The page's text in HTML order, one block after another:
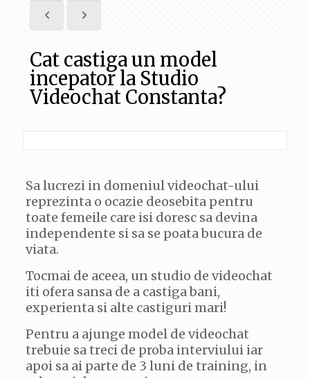
Cat castiga un model
incepator la Studio
Videochat Constanta?
Sa lucrezi in domeniul videochat-ului
reprezinta o ocazie deosebita pentru
toate femeile care isi doresc sa devina
independente si sa se poata bucura de
viata.
Tocmai de aceea, un studio de videochat
iti ofera sansa de a castiga bani,
experienta si alte castiguri mari!
Pentru a ajunge model de videochat
trebuie sa treci de proba interviului iar
apoi sa ai parte de 3 luni de training, in